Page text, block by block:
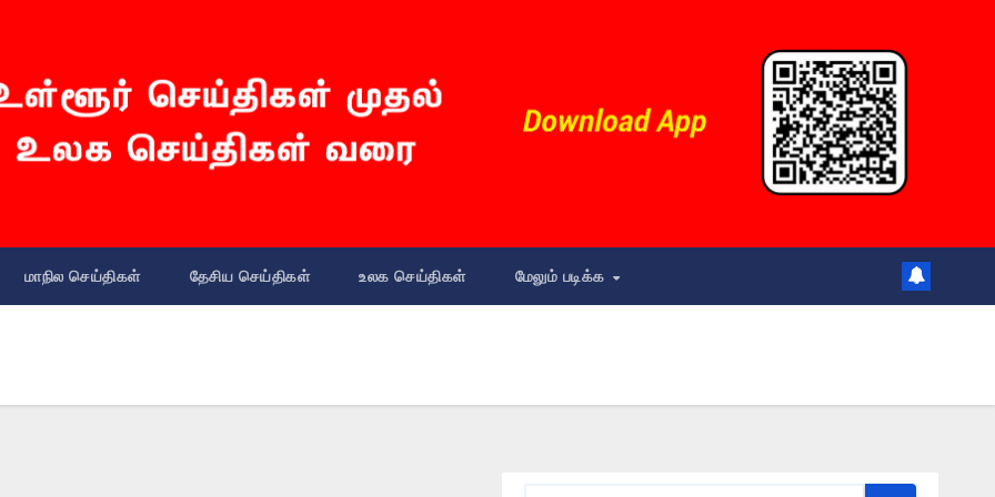
மாநில செய்திகள் தேசிய செய்திகள் உலக செய்திகள் மேலும் படிக்க